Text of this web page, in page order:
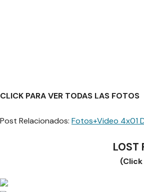
CLICK PARA VER TODAS LAS FOTOS
Post Relacionados: Fotos+Video 4x01